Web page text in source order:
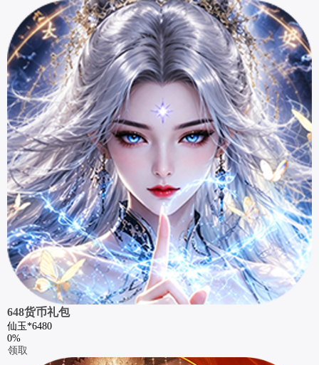
648货币礼包
仙玉*6480
0%
领取